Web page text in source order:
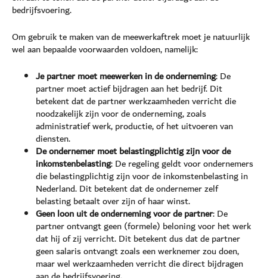
bedrijfsvoering.
Om gebruik te maken van de meewerkaftrek moet je natuurlijk
wel aan bepaalde voorwaarden voldoen, namelijk:
Je partner moet meewerken in de onderneming: De
partner moet actief bijdragen aan het bedrijf. Dit
betekent dat de partner werkzaamheden verricht die
noodzakelijk zijn voor de onderneming, zoals
administratief werk, productie, of het uitvoeren van
diensten.
De ondernemer moet belastingplichtig zijn voor de
inkomstenbelasting: De regeling geldt voor ondernemers
die belastingplichtig zijn voor de inkomstenbelasting in
Nederland. Dit betekent dat de ondernemer zelf
belasting betaalt over zijn of haar winst.
Geen loon uit de onderneming voor de partner: De
partner ontvangt geen (formele) beloning voor het werk
dat hij of zij verricht. Dit betekent dus dat de partner
geen salaris ontvangt zoals een werknemer zou doen,
maar wel werkzaamheden verricht die direct bijdragen